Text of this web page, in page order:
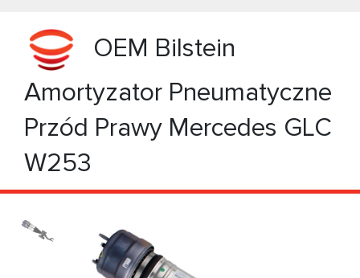
OEM Bilstein
Amortyzator Pneumatyczne
Przód Prawy Mercedes GLC
W253